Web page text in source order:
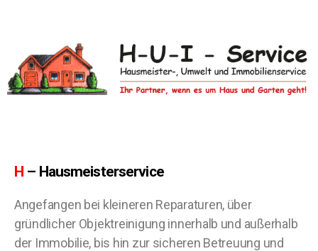
H – Hausmeisterservice
Angefangen bei kleineren Reparaturen, über
gründlicher Objektreinigung innerhalb und außerhalb
der Immobilie, bis hin zur sicheren Betreuung und